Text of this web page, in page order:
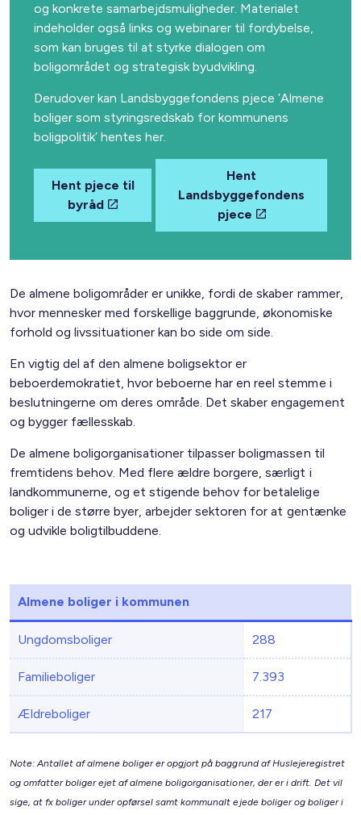
og konkrete samarbejdsmuligheder. Materialet
indeholder også links og webinarer til fordybelse,
som kan bruges til at styrke dialogen om
boligområdet og strategisk byudvikling.
Derudover kan Landsbyggefondens pjece ’Almene
boliger som styringsredskab for kommunens
boligpolitik’ hentes her.
Hent pjece til
byråd
Hent
Landsbyggefondens
pjece
De almene boligområder er unikke, fordi de skaber rammer,
hvor mennesker med forskellige baggrunde, økonomiske
forhold og livssituationer kan bo side om side.
En vigtig del af den almene boligsektor er
beboerdemokratiet, hvor beboerne har en reel stemme i
beslutningerne om deres område. Det skaber engagement
og bygger fællesskab.
De almene boligorganisationer tilpasser boligmassen til
fremtidens behov. Med flere ældre borgere, særligt i
landkommunerne, og et stigende behov for betalelige
boliger i de større byer, arbejder sektoren for at gentænke
og udvikle boligtilbuddene.
Almene boliger i kommunen
Ungdomsboliger 288
Familieboliger 7.393
Ældreboliger 217
Note: Antallet af almene boliger er opgjort på baggrund af Huslejeregistret
og omfatter boliger ejet af almene boligorganisationer, der er i drift. Det vil
sige, at fx boliger under opførsel samt kommunalt ejede boliger og boliger i